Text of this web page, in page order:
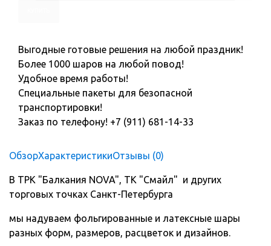
Выгодные готовые решения на любой праздник!
Более 1000 шаров на любой повод!
Удобное время работы!
Специальные пакеты для безопасной
транспортировки!
Заказ по телефону! +7 (911) 681-14-33
ОбзорХарактеристикиОтзывы (0)
В ТРК "Балкания NOVA", ТК "Смайл" и других
торговых точках Санкт-Петербурга
мы надуваем фольгированные и латексные шары
разных форм, размеров, расцветок и дизайнов.